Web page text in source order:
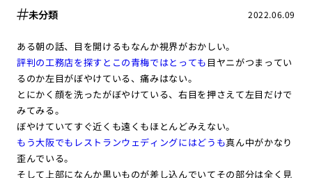
2022.06.09
未分類
ある朝の話、目を開けるもなんか視界がおかしい。
評判の工務店を探すとこの青梅ではとっても 目ヤニがつまってい
るのか左目がぼやけている、痛みはない。
とにかく顔を洗ったがぼやけている、右目を押さえて左目だけで
みてみる。
ぼやけていてすぐ近くも遠くもほとんどみえない。
もう大阪でもレストランウェディングにはどうも真ん中がかなり
歪んでいる。
そして上部になんか黒いものが差し込んでいてその部分は全く見